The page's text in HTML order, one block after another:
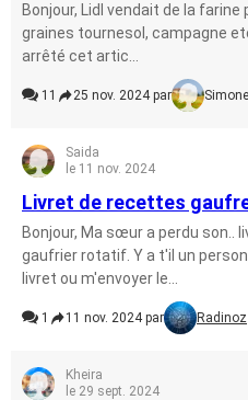
Bonjour, Lidl vendait de la
graines tournesol, campagne
arrêté cet artic...
11 25 nov. 2024 par Simone
Saida
le 11 nov. 2024
Livret de recettes
Bonjour, Ma sœur a perdu son..
gaufrier rotatif. Y a t'il un
livret ou m'envoyer le...
1 11 nov. 2024 par Radinoz
Kheira
le 29 sept. 2024